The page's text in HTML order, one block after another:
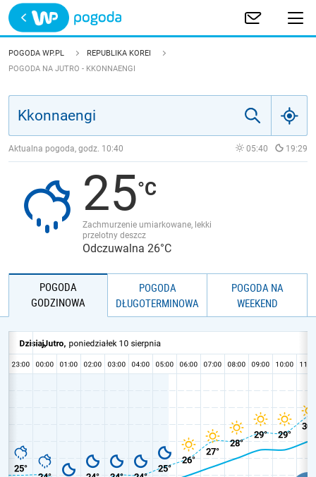
Trwa ładowanie
POLSKA
JAKOŚĆ POWIETRZA
POGODA WP.PL
REPUBLIKA KOREI
POGODA NA JUTRO - KKONNAENGI
Aktualna pogoda, godz. 10:40 05:40 19:29
25
Zachmurzenie umiarkowane, lekki
przelotny deszcz
Odczuwalna 26°C
POGODA
GODZINOWA
POGODA
DŁUGOTERMINOWA
POGODA NA
WEEKEND